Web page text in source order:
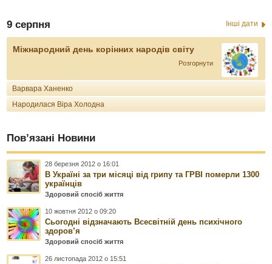
9 серпня Інші дати
Міжнародний день корінних народів світу
Розгорнути
Варвара Ханенко
Народилася Віра Холодна
Пов’язані Новини
28 березня 2012 о 16:01
В Україні за три місяці від грипу та ГРВІ померли 1300
українців
Здоровий спосіб життя
10 жовтня 2012 о 09:20
Сьогодні відзначають Всесвітній день психічного
здоров’я
Здоровий спосіб життя
26 листопада 2012 о 15:51